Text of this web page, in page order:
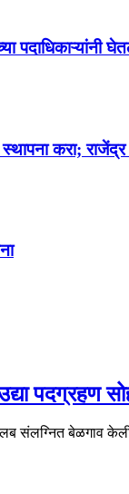
पदाधिकाऱ्यांनी
करा;
पदग्रहण
क्लब संलग्नित बेळगाव